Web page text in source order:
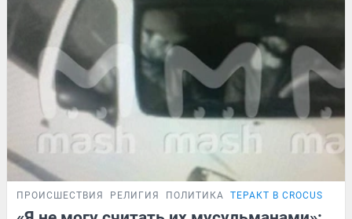
ПРОИСШЕСТВИЯ РЕЛИГИЯ ПОЛИТИКА ТЕРАКТ В CROCUS CITY